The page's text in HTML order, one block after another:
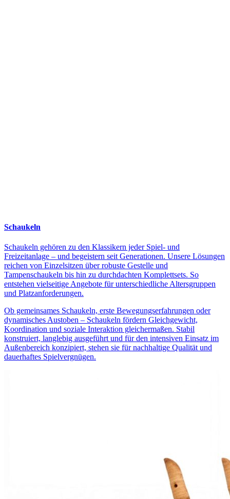
Schaukeln
Schaukeln gehören zu den Klassikern jeder Spiel- und
Freizeitanlage – und begeistern seit Generationen. Unsere Lösungen
reichen von Einzelsitzen über robuste Gestelle und
Tampenschaukeln bis hin zu durchdachten Komplettsets. So
entstehen vielseitige Angebote für unterschiedliche Altersgruppen
und Platzanforderungen.
Ob gemeinsames Schaukeln, erste Bewegungserfahrungen oder
dynamisches Austoben – Schaukeln fördern Gleichgewicht,
Koordination und soziale Interaktion gleichermaßen. Stabil
konstruiert, langlebig ausgeführt und für den intensiven Einsatz im
Außenbereich konzipiert, stehen sie für nachhaltige Qualität und
dauerhaftes Spielvergnügen.